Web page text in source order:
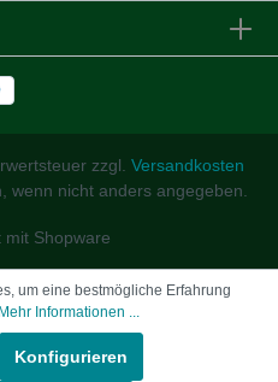
zzgl. Versandkosten
wenn nicht anders angegeben.
mit Shopware
um eine bestmögliche Erfahrung
Mehr Informationen ...
Konfigurieren